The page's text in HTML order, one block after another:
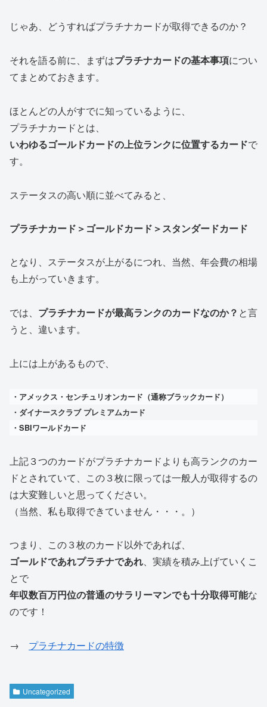
じゃあ、どうすればプラチナカードが取得できるのか？
それを語る前に、まずはプラチナカードの基本事項につい
てまとめておきます。
ほとんどの人がすでに知っているように、
プラチナカードとは、
いわゆるゴールドカードの上位ランクに位置するカードで
す。
ステータスの高い順に並べてみると、
プラチナカード ＞ゴールドカード＞スタンダードカード
となり、ステータスが上がるにつれ、当然、年会費の相場
も上がっていきます。
では、 プラチナカードが最高ランクのカードなのか？ と言
うと、違います。
上には上があるもので、
・アメックス・センチュリオンカード（通称ブラックカード）
・ダイナースクラブ プレミアムカード
・SBIワールドカード
上記３つのカードがプラチナカードよりも高ランクのカー
ドとされていて、この３枚に限っては一般人が取得するの
は大変難しいと思ってください。
（当然、私も取得できていません・・・。）
つまり、この３枚のカード以外であれば、
ゴールドであれプラチナであれ、実績を積み上げていくこ
とで
年収数百万円位の普通のサラリーマンでも十分取得可能な
のです！
→ プラチナカードの特徴
Uncategorized